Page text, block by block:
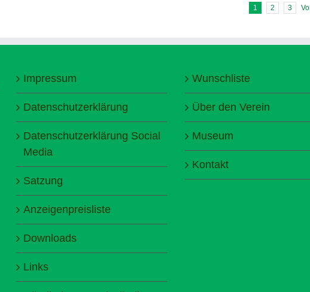
1 2 3
Impressum
Datenschutzerklärung
Datenschutzerklärung Social
Media
Satzung
Anzeigenpreisliste
Downloads
Links
Wunschliste
Über den Verein
Museum
Kontakt